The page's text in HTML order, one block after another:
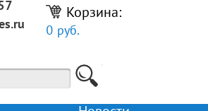
Корзина:
0 руб.